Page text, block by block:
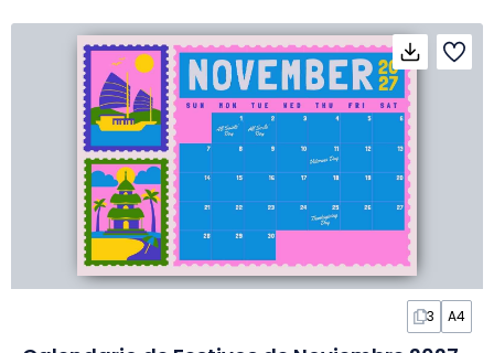
3 A4